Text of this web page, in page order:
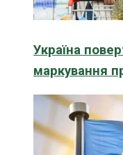
Україна
маркування